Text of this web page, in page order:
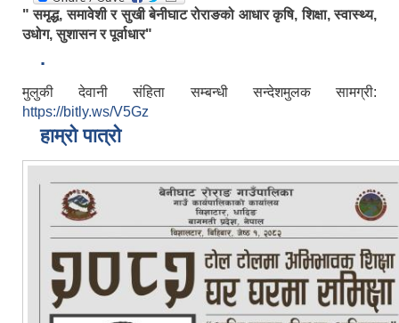
" समृद्ध, समावेशी र सुखी बेनीघाट रोराङको आधार कृषि, शिक्षा, स्वास्थ्य,
उधोग, सुशासन र पूर्वाधार"
.
मुलुकी देवानी संहिता सम्बन्धी सन्देशमुलक सामग्री:
https://bitly.ws/V5Gz
हाम्रो पात्रो